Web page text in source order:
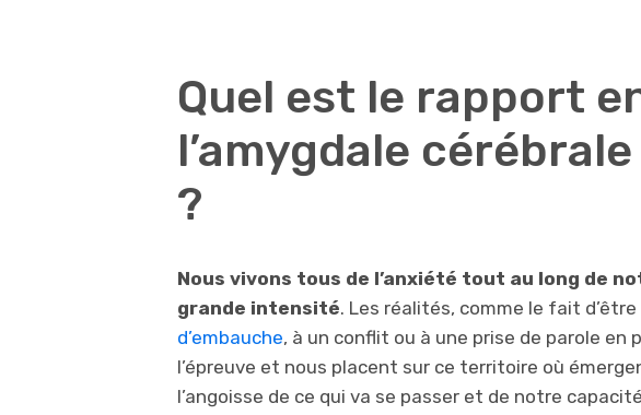
Quel est le rapport
l’amygdale
?
Nous vivons tous de l’anxiété tout au long de
grande intensité. Les réalités, comme le fait
d’embauche, à un conflit ou à une prise de parole en
l’épreuve et nous placent sur ce territoire où
l’angoisse de ce qui va se passer et de notre